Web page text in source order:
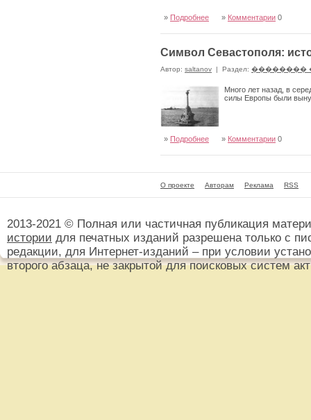
» Подробнее » Комментарии 0
Символ Севастополя:
Автор: saltanov | Раздел: ��������
Много лет назад, в
силы Европы были
» Подробнее » Комментарии 0
О проекте Авторам Реклама RSS
2013-2021 © Полная или частичная публикация
истории для печатных изданий разрешена только с
редакции, для Интернет-изданий – при условии
второго абзаца, не закрытой для поисковых систем